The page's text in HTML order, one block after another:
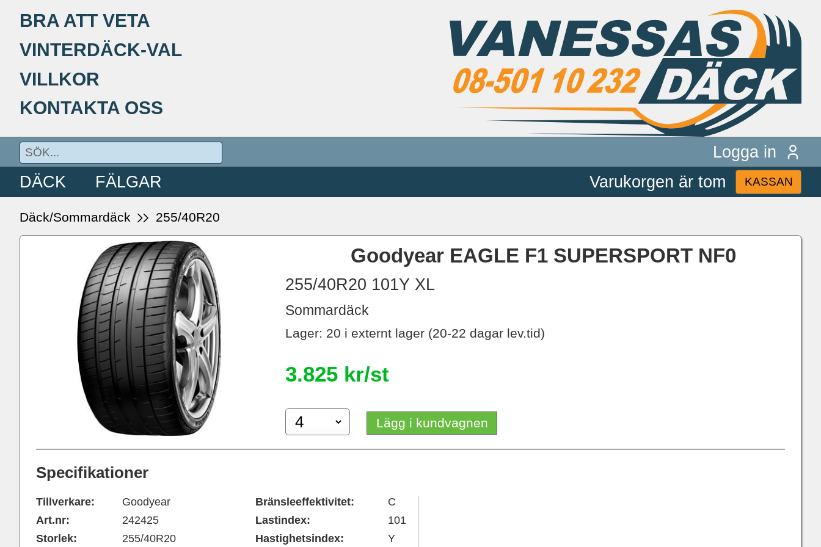
BRA ATT VETA
VINTERDÄCK-VAL
VILLKOR
KONTAKTA OSS
Logga in
DÄCK
FÄLGAR Varukorgen är tom KASSAN
Däck/Sommardäck 255/40R20
Goodyear EAGLE F1 SUPERSPORT NF0
255/40R20 101Y XL
Sommardäck
Lager: 20 i externt lager (20-22 dagar lev.tid)
3.825 kr/st
Lägg i kundvagnen
Specifikationer
Tillverkare:
Art.nr:
Storlek:
Goodyear
242425
255/40R20
Bränsleeffektivitet:
Lastindex:
Hastighetsindex:
C
101
Y